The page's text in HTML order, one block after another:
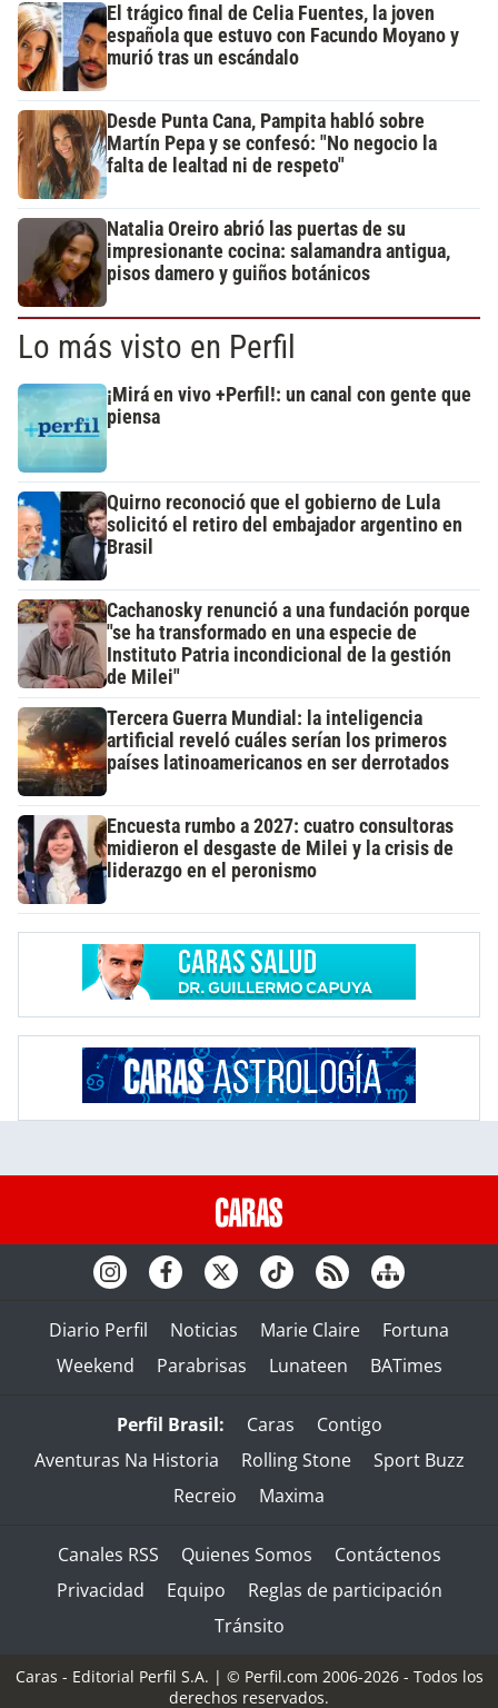
El trágico final de Celia Fuentes, la joven
española que estuvo con Facundo Moyano y
murió tras un escándalo
Desde Punta Cana, Pampita habló sobre
Martín Pepa y se confesó: "No negocio la
falta de lealtad ni de respeto"
Natalia Oreiro abrió las puertas de su
impresionante cocina: salamandra antigua,
pisos damero y guiños botánicos
Lo más visto en Perfil
¡Mirá en vivo +Perfil!: un canal con gente que
piensa
Quirno reconoció que el gobierno de Lula
solicitó el retiro del embajador argentino en
Brasil
Cachanosky renunció a una fundación porque
"se ha transformado en una especie de
Instituto Patria incondicional de la gestión
de Milei"
Tercera Guerra Mundial: la inteligencia
artificial reveló cuáles serían los primeros
países latinoamericanos en ser derrotados
Encuesta rumbo a 2027: cuatro consultoras
midieron el desgaste de Milei y la crisis de
liderazgo en el peronismo
Diario Perfil Noticias Marie Claire
Fortuna
Weekend
Parabrisas Lunateen BATimes
Perfil Brasil: Caras
Contigo
Aventuras Na Historia
Rolling Stone
Sport Buzz
Recreio
Maxima
Canales RSS Quienes Somos
Contáctenos
Privacidad
Equipo
Reglas de participación
Tránsito
Caras - Editorial Perfil S.A. | © Perfil.com 2006-2026 - Todos los
derechos reservados.